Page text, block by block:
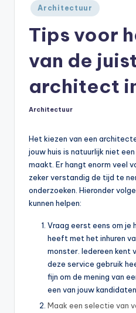
Geplaatst
in
Architectuur
Tips voor
van de
architect
Geplaatst
Architectuur
Het kiezen van een
jouw huis is natuurlijk niet
maakt. Er hangt enorm veel
zeker verstandig de tijd te
onderzoeken. Hieronder
kunnen helpen:
Vraag eerst eens om je
heeft met het inhuren
monster. Iedereen kent
deze service gebruik
fijn om de mening van
een van jouw kandidaten.
Maak een selectie van